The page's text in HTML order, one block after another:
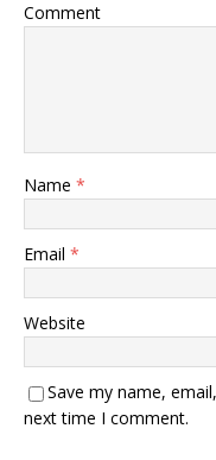
Comment
Name *
Email *
Website
Save my name,
next time I comment.